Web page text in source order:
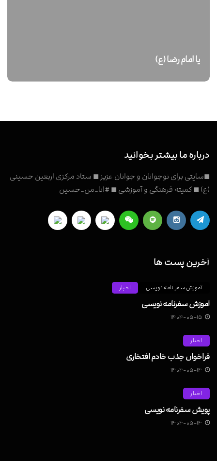
یا امام رضا (ع)
درباره ما بیشتر بخوانید
◼سایتی برای نوجوانان و جوانان عزیز ◼ ستاد مرکزی اربعین حسینی
(ع) ◼ کمیته فرهنگی و آموزشی ◼ #انا_من_حسین
آخرین پست ها
آموزش سفر نامه نویسی اخبار
آموزش سفرنامه نویسی
۱۴۰۴-۰۵-۱۵
اخبار
فراخوان جذب خادم افتخاری
۱۴۰۴-۰۵-۱۴
اخبار
پویش سفرنامه نویسی
۱۴۰۴-۰۵-۱۴